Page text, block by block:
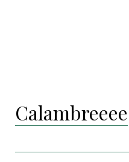
Calambreeee